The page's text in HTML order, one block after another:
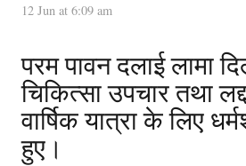
12 Jun at 6:09 am
परम पावन दलाई लामा
चिकित्सा उपचार तथा
वार्षिक यात्रा के लिए
हुए।